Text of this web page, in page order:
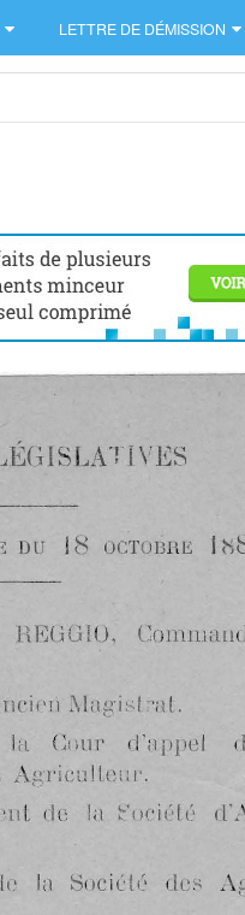
LETTRE DE DÉMISSION